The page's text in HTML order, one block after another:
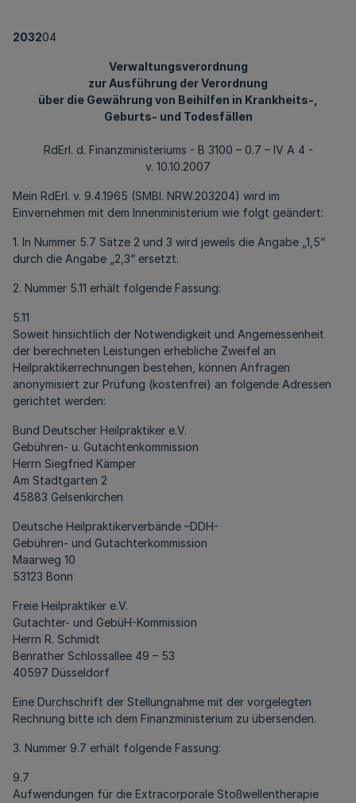
203204
Verwaltungsverordnung
zur Ausführung der Verordnung
über die Gewährung von Beihilfen in Krankheits-,
Geburts- und Todesfällen
RdErl. d. Finanzministeriums - B 3100 – 0.7 – IV A 4 -
v. 10.10.2007
Mein RdErl. v. 9.4.1965 (SMBl. NRW.203204) wird im
Einvernehmen mit dem Innenministerium wie folgt geändert:
1. In Nummer 5.7 Sätze 2 und 3 wird jeweils die Angabe „1,5“
durch die Angabe „2,3“ ersetzt.
2. Nummer 5.11 erhält folgende Fassung:
5.11
Soweit hinsichtlich der Notwendigkeit und Angemessenheit
der berechneten Leistungen erhebliche Zweifel an
Heilpraktikerrechnungen bestehen, können Anfragen
anonymisiert zur Prüfung (kostenfrei) an folgende Adressen
gerichtet werden:
Bund Deutscher Heilpraktiker e.V.
Gebühren- u. Gutachtenkommission
Herrn Siegfried Kämper
Am Stadtgarten 2
45883 Gelsenkirchen
Deutsche Heilpraktikerverbände –DDH-
Gebühren- und Gutachterkommission
Maarweg 10
53123 Bonn
Freie Heilpraktiker e.V.
Gutachter- und GebüH-Kommission
Herrn R. Schmidt
Benrather Schlossallee 49 – 53
40597 Düsseldorf
Eine Durchschrift der Stellungnahme mit der vorgelegten
Rechnung bitte ich dem Finanzministerium zu übersenden.
3. Nummer 9.7 erhält folgende Fassung:
9.7
Aufwendungen für die Extracorporale Stoßwellentherapie